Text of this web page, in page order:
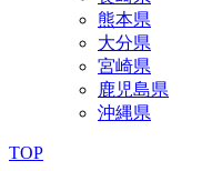
熊本県
大分県
宮崎県
鹿児島県
沖縄県
TOP